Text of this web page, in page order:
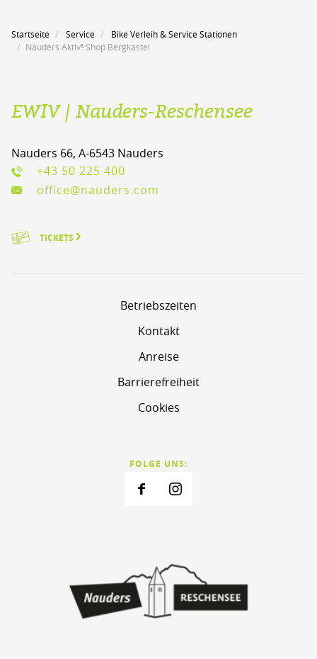
Startseite Service
Bike Verleih & Service Stationen
Nauders Aktiv³ Shop Bergkastel
EWIV | Nauders-Reschensee
Nauders 66, A-6543 Nauders
+43 50 225 400
office@nauders.com
TICKETS
Betriebszeiten
Kontakt
Anreise
Barrierefreiheit
Cookies
FOLGE UNS: